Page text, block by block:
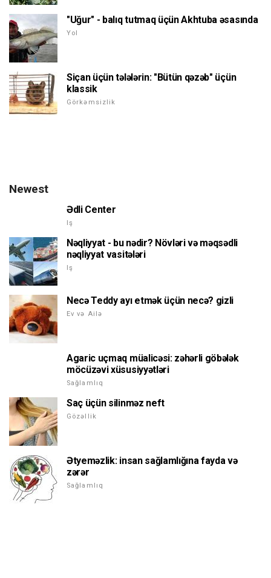
"Uğur" - balıq tutmaq üçün Akhtuba əsasında
Yol
Siçan üçün tələlərin: "Bütün qəzəb" üçün
klassik
Görkəmsizlik
Newest
Ədli Center
Iş
Nəqliyyat - bu nədir? Növləri və məqsədli
nəqliyyat vasitələri
Iş
Necə Teddy ayı etmək üçün necə? gizli
Ev və Ailə
Agaric uçmaq müalicəsi: zəhərli göbələk
möcüzəvi xüsusiyyətləri
Sağlamlıq
Saç üçün silinməz neft
Gözəllik
Ətyeməzlik: insan sağlamlığına fayda və
zərər
Sağlamlıq